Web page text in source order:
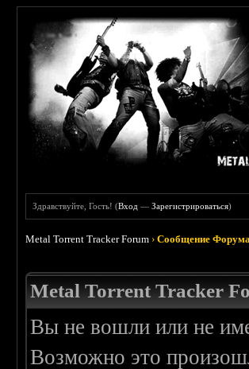
Здравствуйте, Гость! (Вход —Зарегистрироваться)
Metal Torrent Tracker Forum ›Сообщение
Metal Torrent Tracker
Вы не вошли или не
Возможно это